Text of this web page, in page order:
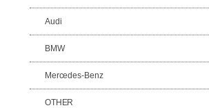
Audi
BMW
Mercedes-Benz
OTHER